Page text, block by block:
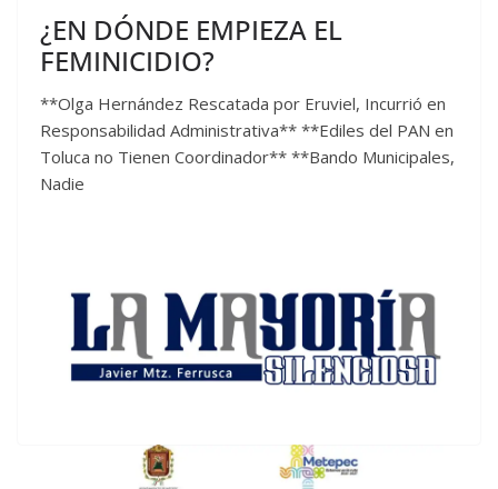
¿EN DÓNDE EMPIEZA EL
FEMINICIDIO?
**Olga Hernández Rescatada por Eruviel, Incurrió en
Responsabilidad Administrativa** **Ediles del PAN en
Toluca no Tienen Coordinador** **Bando Municipales,
Nadie